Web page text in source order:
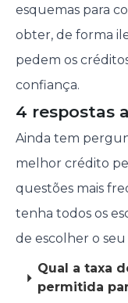
esquemas para
obter, de forma
pedem os
confiança.
4 respostas
Ainda tem
melhor crédito
questões mais
tenha todos os
de escolher o
Qual a taxa
permitida